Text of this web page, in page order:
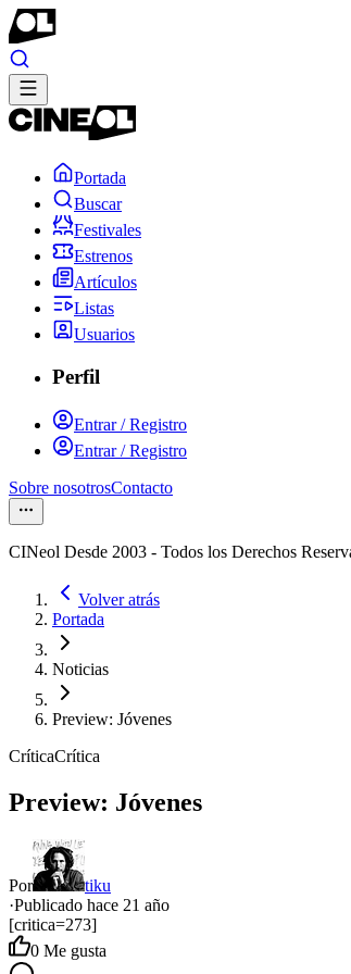
Portada
Buscar
Festivales
Estrenos
Artículos
Listas
Usuarios
Perfil
Entrar / Registro
Entrar / Registro
Sobre nosotrosContacto
CINeol Desde 2003 - Todos los Derechos
Volver atrás
Portada
Noticias
Preview: Jóvenes
CríticaCrítica
Preview: Jóvenes
Por
tiku
·Publicado hace 21 año
[critica=273]
0 Me gusta